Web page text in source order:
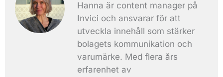
Hanna är content manager på
Invici och ansvarar för att
utveckla innehåll som stärker
bolagets kommunikation och
varumärke. Med flera års
erfarenhet av